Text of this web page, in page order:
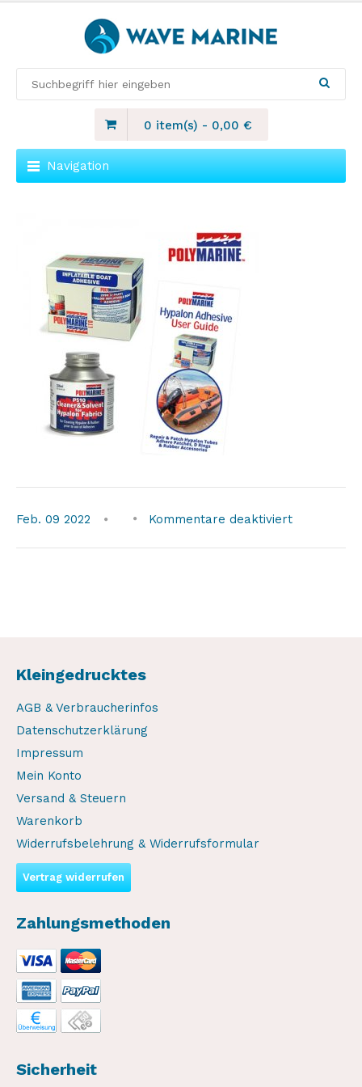
0 item(s) - 0,00 €
Navigation
Feb. 09 2022 Kommentare deaktiviertfür
Kleingedrucktes
AGB & Verbraucherinfos
Datenschutzerklärung
Impressum
Mein Konto
Versand & Steuern
Warenkorb
Widerrufsbelehrung & Widerrufsformular
Vertrag widerrufen
Zahlungsmethoden
Sicherheit